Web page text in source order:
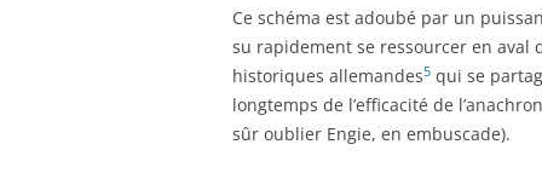
Ce schéma est adoubé par un
su rapidement se ressourcer en aval
historiques allemandes5 qui se
longtemps de l’efficacité de
sûr oublier Engie, en embuscade).